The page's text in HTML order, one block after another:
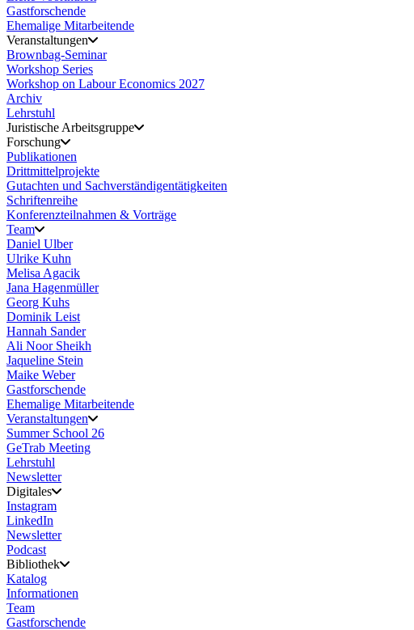
Gastforschende
Ehemalige Mitarbeitende
Veranstaltungen
Brownbag-Seminar
Workshop Series
Workshop on Labour Economics 2027
Archiv
Lehrstuhl
Juristische Arbeitsgruppe
Forschung
Publikationen
Drittmittelprojekte
Gutachten und Sachverständigentätigkeiten
Schriftenreihe
Konferenzteilnahmen & Vorträge
Team
Daniel Ulber
Ulrike Kuhn
Melisa Agacik
Jana Hagenmüller
Georg Kuhs
Dominik Leist
Hannah Sander
Ali Noor Sheikh
Jaqueline Stein
Maike Weber
Gastforschende
Ehemalige Mitarbeitende
Veranstaltungen
Summer School 26
GeTrab Meeting
Lehrstuhl
Newsletter
Digitales
Instagram
LinkedIn
Newsletter
Podcast
Bibliothek
Katalog
Informationen
Team
Gastforschende